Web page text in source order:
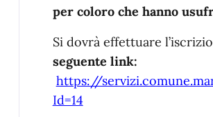
per coloro che hanno
Si dovrà effettuare
seguente link:
https://
Id=14